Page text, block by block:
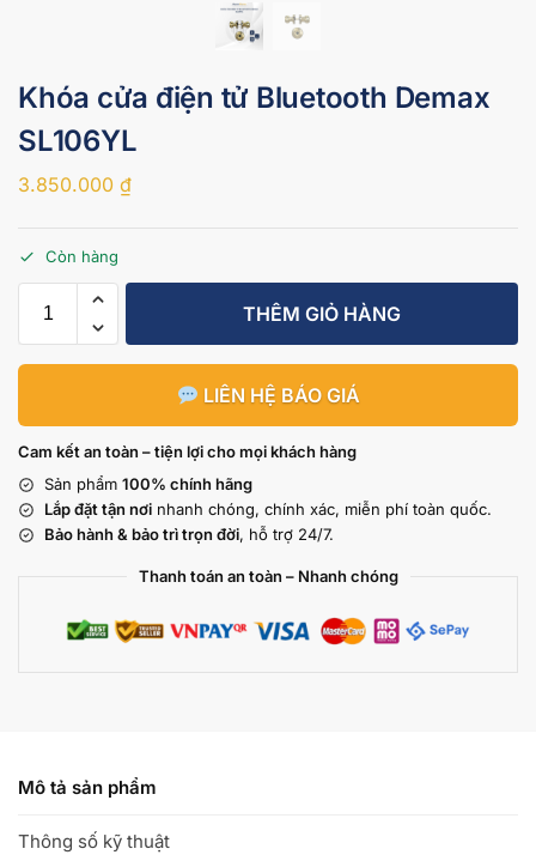
Khóa cửa điện tử Bluetooth Demax
SL106YL
3.850.000 ₫
Còn hàng
THÊM GIỎ HÀNG
LIÊN HỆ BÁO GIÁ
Cam kết an toàn – tiện lợi cho mọi khách hàng
Sản phẩm 100% chính hãng
Lắp đặt tận nơi nhanh chóng, chính xác, miễn phí toàn quốc.
Bảo hành & bảo trì trọn đời, hỗ trợ 24/7.
Thanh toán an toàn – Nhanh chóng
Mô tả sản phẩm
Thông số kỹ thuật